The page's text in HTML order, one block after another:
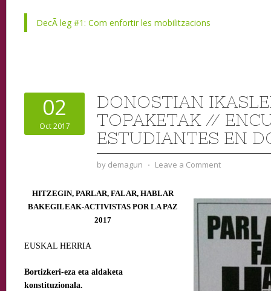
DecÃ leg #1: Com enfortir les mobilitzacions
02
Oct 2017
DONOSTIAN
TOPAKETAK //
ESTUDIANTES EN
by demagun ⋅ Leave a Comment
HITZEGIN, PARLAR, FALAR, HABLAR
BAKEGILEAK-ACTIVISTAS POR LA PAZ
2017
EUSKAL HERRIA
Bortizkeri-eza eta aldaketa
konstituzionala.